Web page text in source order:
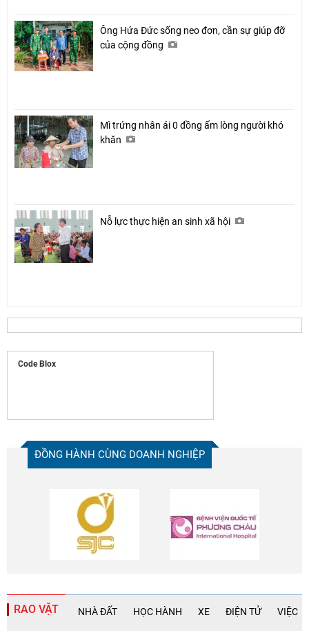
Ông Hứa Đức sống neo đơn, cần sự giúp đỡ
của cộng đồng
Mì trứng nhân ái 0 đồng ấm lòng người khó
khăn
Nỗ lực thực hiện an sinh xã hội
Code Blox
ĐỒNG HÀNH CÙNG DOANH NGHIỆP
RAO VẶT NHÀ ĐẤT HỌC HÀNH XE ĐIỆN TỬ VIỆC